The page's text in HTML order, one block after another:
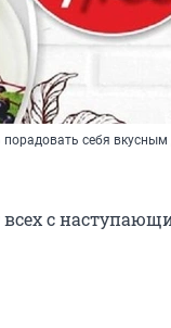
себя вкусным
всех с